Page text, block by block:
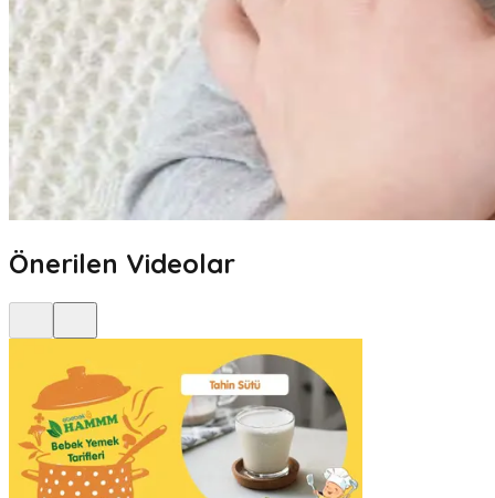
Önerilen Videolar